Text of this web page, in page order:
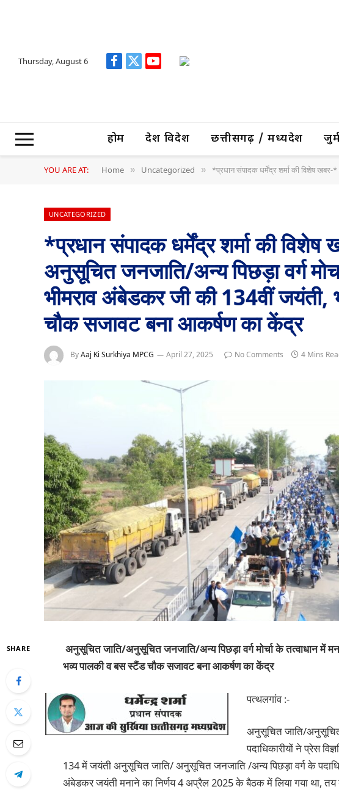
Thursday, August 6 Facebook
X
YouTube
होम देश विदेश छत्तीसगढ़ / मध्यप्रदेश
YOU ARE AT: Home » Uncategorized » *प्रधान संपादक धर्मेंद्र शर्मा की विशेष खबर-*
UNCATEGORIZED
*प्रधान संपादक धर्मेंद्र शर्मा की
अनुसूचित जनजाति/अन्य पिछड़ा वर्ग
भीमराव अंबेडकर जी की 134वीं जयंती,
चौक सजावट बना आकर्षण का केंद्र
ByAaj Ki Surkhiya MPCG April 27, 2025 No Comments 4 Mins
SHARE
अनुसूचित जाति/अनुसूचित जनजाति/अन्य पिछड़ा वर्ग मोर्चा के तत्वाधान में
भव्य पालकी व बस स्टैंड चौक सजावट बना आकर्षण का केंद्र
पत्थलगांव :-
अनुसूचित जाति/अनुसूचित
पदाधिकारीयों ने प्रेस
134 में जयंती अनुसूचित जाति/ अनुसूचित जनजाति /अन्य पिछड़ा वर्ग के
अंबेडकर जयंती मनाने का निर्णय 4 अप्रैल 2025 के बैठक में लिया गया था,